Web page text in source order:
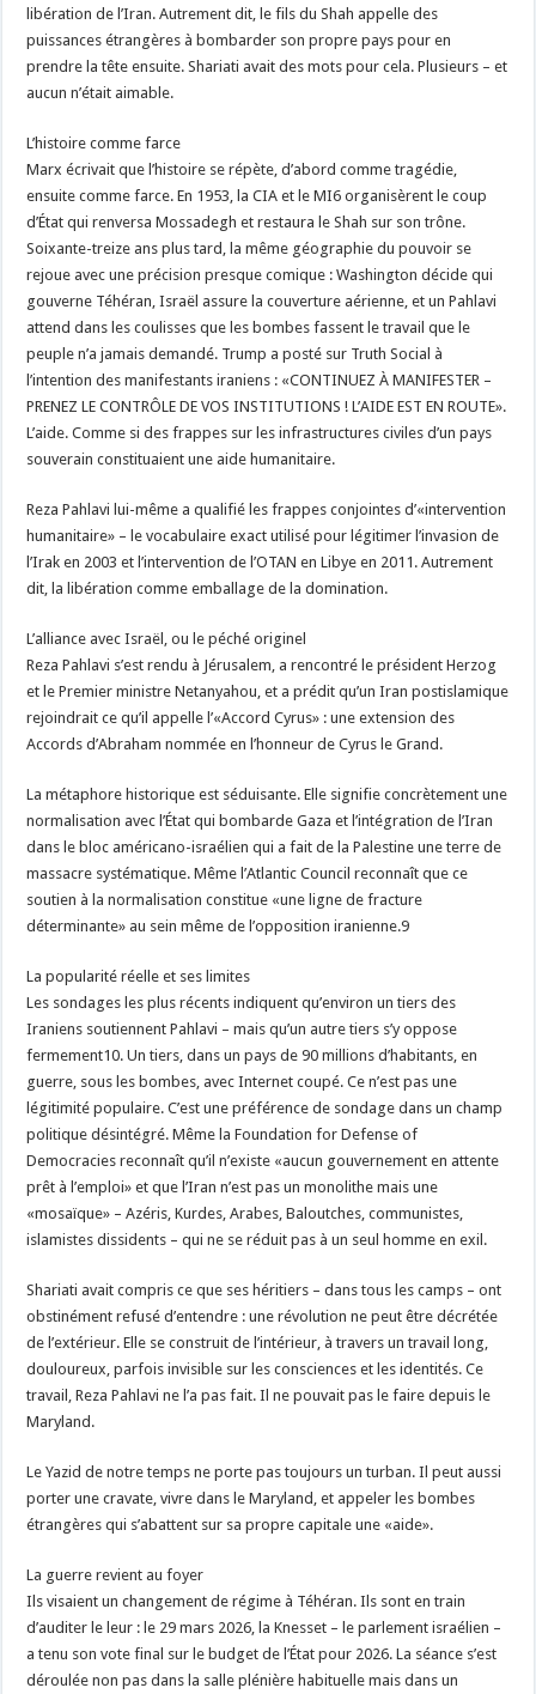
libération de l’Iran. Autrement dit, le fils du Shah appelle des
puissances étrangères à bombarder son propre pays pour en
prendre la tête ensuite. Shariati avait des mots pour cela. Plusieurs – et
aucun n’était aimable.
L’histoire comme farce
Marx écrivait que l’histoire se répète, d’abord comme tragédie,
ensuite comme farce. En 1953, la CIA et le MI6 organisèrent le coup
d’État qui renversa Mossadegh et restaura le Shah sur son trône.
Soixante-treize ans plus tard, la même géographie du pouvoir se
rejoue avec une précision presque comique : Washington décide qui
gouverne Téhéran, Israël assure la couverture aérienne, et un Pahlavi
attend dans les coulisses que les bombes fassent le travail que le
peuple n’a jamais demandé. Trump a posté sur Truth Social à
l’intention des manifestants iraniens : «CONTINUEZ À MANIFESTER –
PRENEZ LE CONTRÔLE DE VOS INSTITUTIONS ! L’AIDE EST EN ROUTE».
L’aide. Comme si des frappes sur les infrastructures civiles d’un pays
souverain constituaient une aide humanitaire.
Reza Pahlavi lui-même a qualifié les frappes conjointes d’«intervention
humanitaire» – le vocabulaire exact utilisé pour légitimer l’invasion de
l’Irak en 2003 et l’intervention de l’OTAN en Libye en 2011. Autrement
dit, la libération comme emballage de la domination.
L’alliance avec Israël, ou le péché originel
Reza Pahlavi s’est rendu à Jérusalem, a rencontré le président Herzog
et le Premier ministre Netanyahou, et a prédit qu’un Iran postislamique
rejoindrait ce qu’il appelle l’«Accord Cyrus» : une extension des
Accords d’Abraham nommée en l’honneur de Cyrus le Grand.
La métaphore historique est séduisante. Elle signifie concrètement une
normalisation avec l’État qui bombarde Gaza et l’intégration de l’Iran
dans le bloc américano-israélien qui a fait de la Palestine une terre de
massacre systématique. Même l’Atlantic Council reconnaît que ce
soutien à la normalisation constitue «une ligne de fracture
déterminante» au sein même de l’opposition iranienne.9
La popularité réelle et ses limites
Les sondages les plus récents indiquent qu’environ un tiers des
Iraniens soutiennent Pahlavi – mais qu’un autre tiers s’y oppose
fermement10. Un tiers, dans un pays de 90 millions d’habitants, en
guerre, sous les bombes, avec Internet coupé. Ce n’est pas une
légitimité populaire. C’est une préférence de sondage dans un champ
politique désintégré. Même la Foundation for Defense of
Democracies reconnaît qu’il n’existe «aucun gouvernement en attente
prêt à l’emploi» et que l’Iran n’est pas un monolithe mais une
«mosaïque» – Azéris, Kurdes, Arabes, Baloutches, communistes,
islamistes dissidents – qui ne se réduit pas à un seul homme en exil.
Shariati avait compris ce que ses héritiers – dans tous les camps – ont
obstinément refusé d’entendre : une révolution ne peut être décrétée
de l’extérieur. Elle se construit de l’intérieur, à travers un travail long,
douloureux, parfois invisible sur les consciences et les identités. Ce
travail, Reza Pahlavi ne l’a pas fait. Il ne pouvait pas le faire depuis le
Maryland.
Le Yazid de notre temps ne porte pas toujours un turban. Il peut aussi
porter une cravate, vivre dans le Maryland, et appeler les bombes
étrangères qui s’abattent sur sa propre capitale une «aide».
La guerre revient au foyer
Ils visaient un changement de régime à Téhéran. Ils sont en train
d’auditer le leur : le 29 mars 2026, la Knesset – le parlement israélien –
a tenu son vote final sur le budget de l’État pour 2026. La séance s’est
déroulée non pas dans la salle plénière habituelle mais dans un